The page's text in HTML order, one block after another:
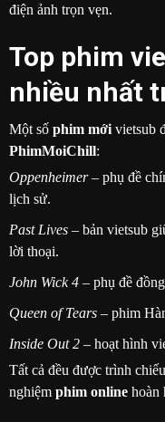
điện ảnh trọn vẹn.
Top phim
nhiều nhất
Một số phim mới vietsub
PhimMoiChill:
Oppenheimer– phụ đề
lịch sử.
Past Lives – bản vietsub
lời thoại.
John Wick 4 – phụ đề
Queen of Tears – phim
Inside Out 2 – hoạt hình
Tất cả đều được trình
nghiệm phim online hoàn